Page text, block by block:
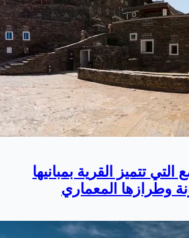
تتميز القرية بمبانيها
وطرازها المعماري